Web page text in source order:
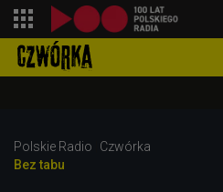
Polskie Radio
Czwórka
Bez tabu